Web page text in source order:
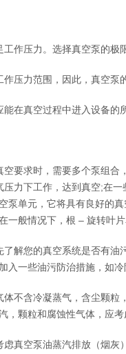
作压力。选择真空泵的极
压力范围，因此，真空泵
在真空过程中进入设备的
空要求时，需要多个泵组合
压力下工作，达到真空;在
泵单元，它将具有良好的
一般情况下，根 – 旋转叶
解您的真空系统是否有
入一些油污防治措施，如
不含冷凝蒸气，含尘颗
，颗粒和腐蚀性气体，应
真空泵油蒸汽排放（烟